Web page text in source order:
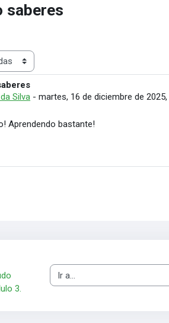
saberes
Silva -martes, 16 de diciembre de 2025,
0
Aprendendo bastante!
3.
Ir a...